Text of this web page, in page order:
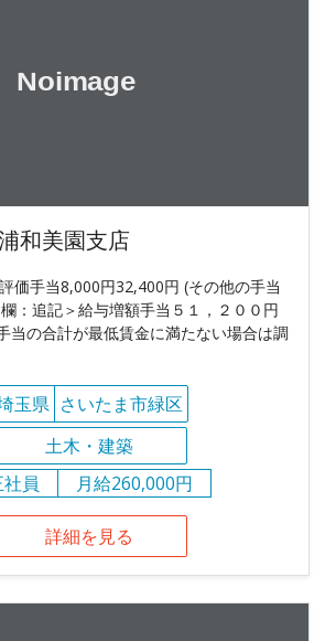
和美園支店
価手当8,000円32,400円 (その他の手当
：追記＞給与増額手当５１，２００円
当の合計が最低賃金に満たない場合は調
玉県 さいたま市緑区
土木・建築
社員
月給260,000円
詳細を見る